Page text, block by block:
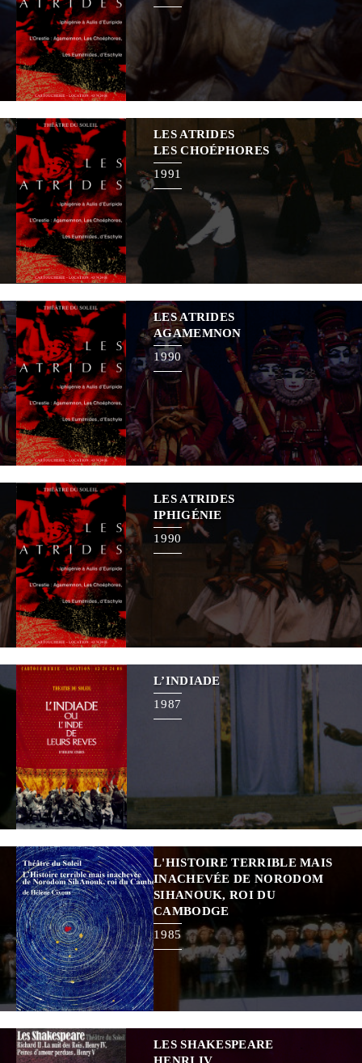
LES ATRIDES
LES CHOÉPHORES
1991
LES ATRIDES
AGAMEMNON
1990
LES ATRIDES
IPHIGÉNIE
1990
L’INDIADE
1987
L'HISTOIRE TERRIBLE MAIS
INACHEVÉE DE NORODOM
SIHANOUK, ROI DU
CAMBODGE
1985
LES SHAKESPEARE